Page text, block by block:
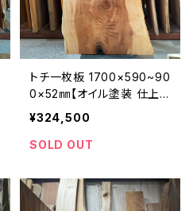
トチ一枚板 1700×590~90
0×52㎜【オイル塗装 仕上
げ済み】
¥324,500
SOLD OUT